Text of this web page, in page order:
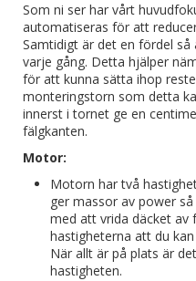
Som ni ser har vårt
automatiseras för att
Samtidigt är det en fördel
varje gång. Detta hjälper
för att kunna sätta ihop
monteringstorn som detta
innerst i tornet ge en
fälgkanten.
Motor:
Motorn har två
ger massor av power
med att vrida däcket av
hastigheterna att du
När allt är på plats är
hastigheten.